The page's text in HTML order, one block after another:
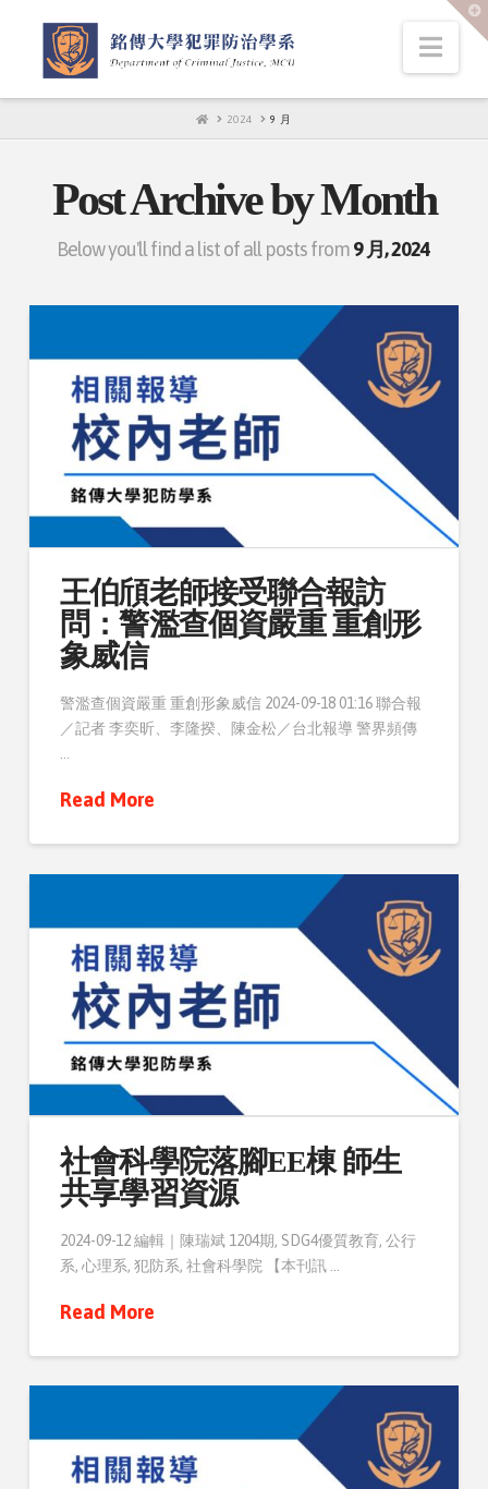
HOME
2024 9 月
Post Archive by Month
Below you'll find a list of all posts from9 月, 2024
王伯頎老師接受聯合報訪
問：警濫查個資嚴重 重創形
象威信
警濫查個資嚴重 重創形象威信 2024-09-18 01:16 聯合報
／記者 李奕昕、李隆揆、陳金松／台北報導 警界頻傳
Read More
社會科學院落腳EE棟 師生
共享學習資源
2024-09-12 編輯｜陳瑞斌 1204期, SDG4優質教育, 公行
系, 心理系, 犯防系, 社會科學院 【本刊訊 …
Read More